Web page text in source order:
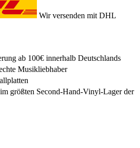
Wir versenden mit DHL
ab 100€ innerhalb Deutschlands
Musikliebhaber
größten Second-Hand-Vinyl-Lager der